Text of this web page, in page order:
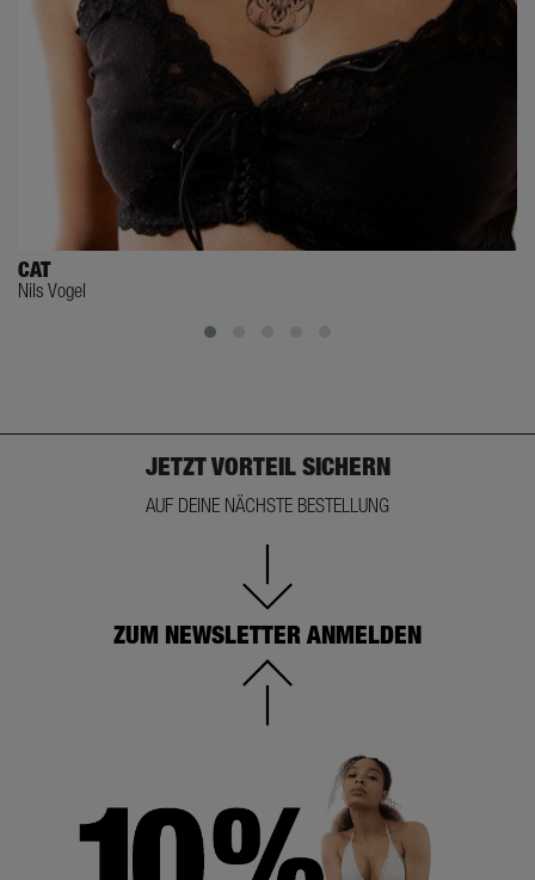
CAT
Nils Vogel
JETZT VORTEIL SICHERN
AUF DEINE NÄCHSTE BESTELLUNG
ZUM NEWSLETTER ANMELDEN